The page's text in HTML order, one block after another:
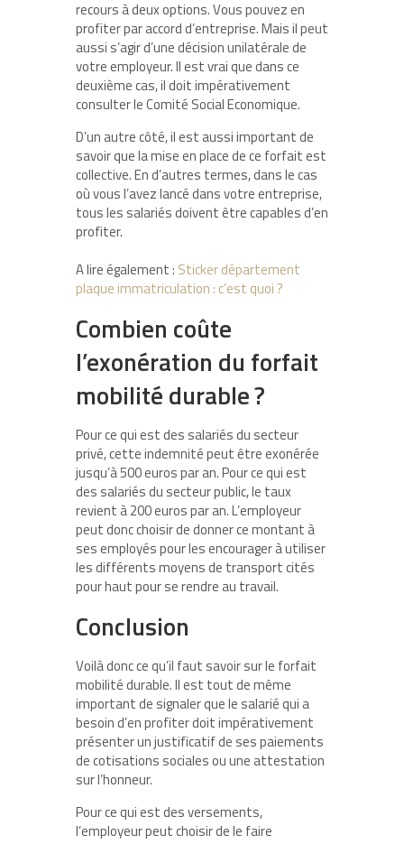
recours à deux options. Vous pouvez en
profiter par accord d’entreprise. Mais il peut
aussi s’agir d’une décision unilatérale de
votre employeur. Il est vrai que dans ce
deuxième cas, il doit impérativement
consulter le Comité Social Economique.
D’un autre côté, il est aussi important de
savoir que la mise en place de ce forfait est
collective. En d’autres termes, dans le cas
où vous l’avez lancé dans votre entreprise,
tous les salariés doivent être capables d’en
profiter.
A lire également : Sticker département
plaque immatriculation : c’est quoi ?
Combien coûte
l’exonération du forfait
mobilité durable ?
Pour ce qui est des salariés du secteur
privé, cette indemnité peut être exonérée
jusqu’à 500 euros par an. Pour ce qui est
des salariés du secteur public, le taux
revient à 200 euros par an. L’employeur
peut donc choisir de donner ce montant à
ses employés pour les encourager à utiliser
les différents moyens de transport cités
pour haut pour se rendre au travail.
Conclusion
Voilà donc ce qu’il faut savoir sur le forfait
mobilité durable. Il est tout de même
important de signaler que le salarié qui a
besoin d’en profiter doit impérativement
présenter un justificatif de ses paiements
de cotisations sociales ou une attestation
sur l’honneur.
Pour ce qui est des versements,
l’employeur peut choisir de le faire